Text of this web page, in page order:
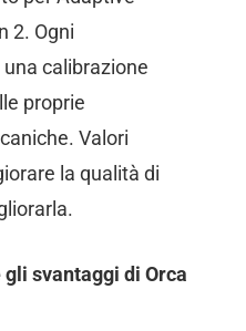
2. Ogni
calibrazione
proprie
Valori
la qualità di
svantaggi di Orca